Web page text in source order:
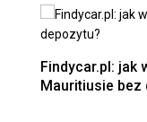
Findycar.pl: jak
Mauritiusie bez